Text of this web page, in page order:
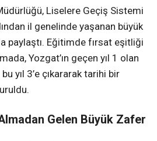
Liselere Geçiş Sistemi
il genelinde yaşanan büyük
paylaştı. Eğitimde fırsat eşitliği
Yozgat’ın geçen yıl 1 olan
yıl 3’e çıkararak tarihi bir
Gelen Büyük Zafer